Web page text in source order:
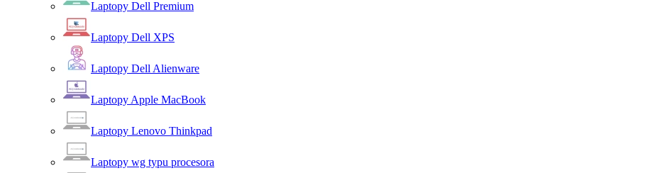
Laptopy Dell Premium
Laptopy Dell XPS
Laptopy Dell Alienware
Laptopy Apple MacBook
Laptopy Lenovo Thinkpad
Laptopy wg typu procesora